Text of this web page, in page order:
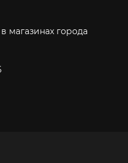
магазинах города